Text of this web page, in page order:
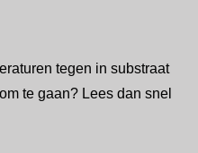
tegen in substraat
te gaan? Lees dan snel